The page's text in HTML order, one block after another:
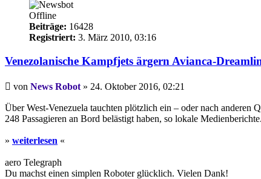
Offline
Beiträge: 16428
Registriert: 3. März 2010, 03:16
Venezolanische Kampfjets ärgern Avianca-
Beitrag
von News Robot » 24. Oktober 2016, 02:21
Über West-Venezuela tauchten plötzlich ein – oder nach
248 Passagieren an Bord belästigt haben, so lokale Medienberichte.
» weiterlesen «
aero Telegraph
Du machst einen simplen Roboter glücklich. Vielen Dank!